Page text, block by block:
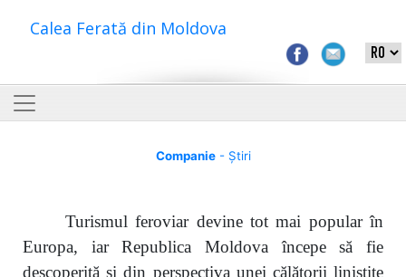
Calea Ferată din Moldova
Companie- Știri
Turismul feroviar devine tot mai popular în
Europa, iar Republica Moldova începe să fie
descoperită și din perspectiva unei călătorii liniștite